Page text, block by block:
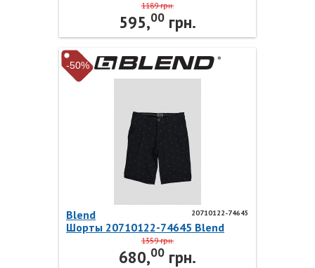
1189 грн.
595,00 грн.
-50%
20710122-74645
Blend
Шорты 20710122-74645 Blend
1359 грн.
680,00 грн.